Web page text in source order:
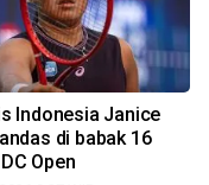
Indonesia Janice
di babak 16
Open